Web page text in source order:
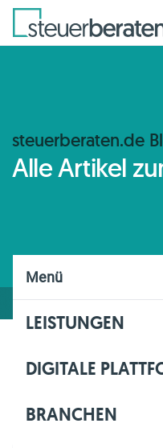
Menü
LEISTUNGEN
DIGITALE
BRANCHEN
steuerberaten.de
Alle Artikel